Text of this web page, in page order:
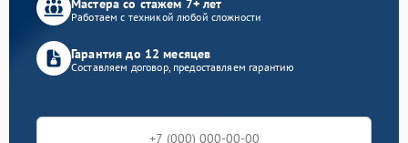
Работаем с техникой любой сложности
Гарантия до 12 месяцев
Составляем договор, предоставляем гарантию